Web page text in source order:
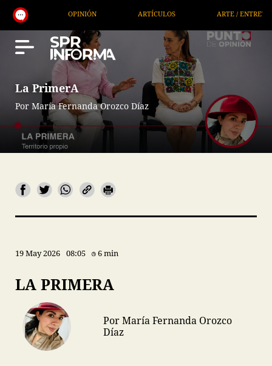
OPINIÓN ARTÍCULOS ARTE / ENTRETENIMIENTO
La PrimerA
Por María Fernanda Orozco Díaz
19 May 2026 08:05 6 min
LA PRIMERA
Por María Fernanda Orozco
Díaz